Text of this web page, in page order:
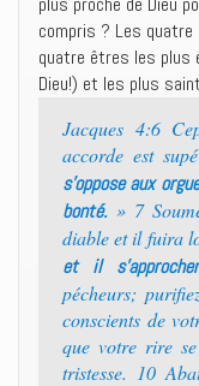
compris ? Les
quatre êtres les plus
Dieu!) et les plus
Jacques 4:6
accorde est
s’oppose aux
bonté.» 7
diable et il fuira
et il
pécheurs;
conscients de
que votre rire
tristesse. 10